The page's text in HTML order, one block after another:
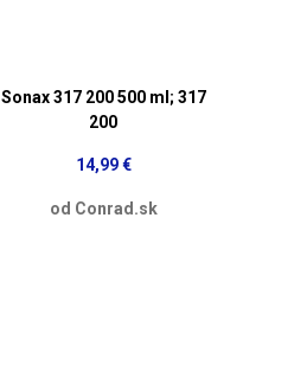
Sonax 317 200 500 ml; 317
200
14,99 €
od Conrad.sk